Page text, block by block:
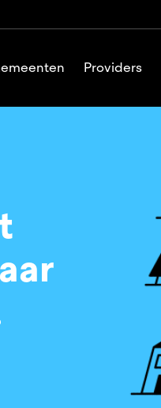
Providers